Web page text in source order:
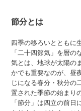
節分とは
四季の移ろいとともに
「二十四節気」を暦
気とは、地球が太陽の
かでも重要なのが、昼
じになる春分・秋分の
置された季節の始まり
「節分」は四立の前